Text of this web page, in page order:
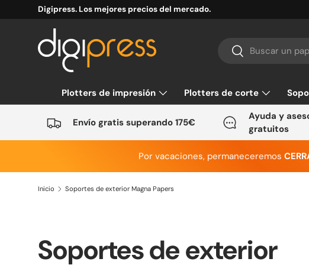
Digipress. Los mejores precios del mercado.
Buscar
Buscar
Plotters de impresión Plotters de corte
Envío gratis superando 175€
Ayuda y
gratuitos
Por vacaciones, permaneceremos
Inicio Soportes de exterior Magna Papers
Soportes de exterior